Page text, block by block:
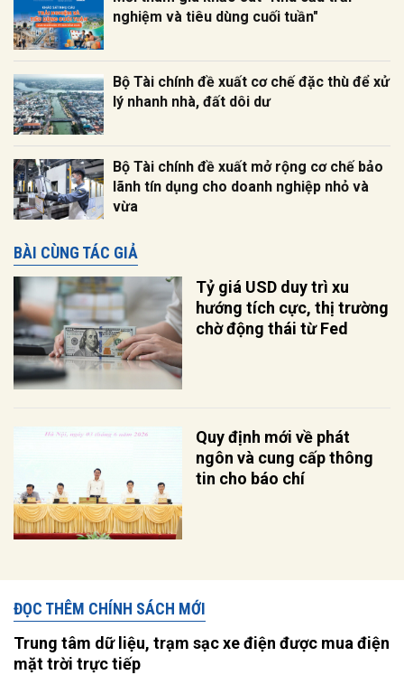
nghiệm và tiêu dùng cuối tuần"
Bộ Tài chính đề xuất cơ chế đặc thù để xử
lý nhanh nhà, đất dôi dư
Bộ Tài chính đề xuất mở rộng cơ chế bảo
lãnh tín dụng cho doanh nghiệp nhỏ và
vừa
BÀI CÙNG TÁC GIẢ
Tỷ giá USD duy trì xu
hướng tích cực, thị trường
chờ động thái từ Fed
Quy định mới về phát
ngôn và cung cấp thông
tin cho báo chí
ĐỌC THÊM CHÍNH SÁCH MỚI
Trung tâm dữ liệu, trạm sạc xe điện được mua điện
mặt trời trực tiếp